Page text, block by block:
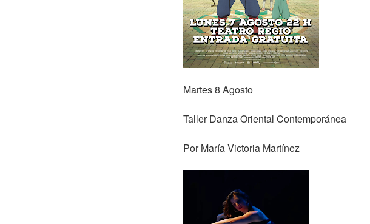
Martes 8 Agosto
Taller Danza Oriental Contemporánea
Por María Victoria Martínez